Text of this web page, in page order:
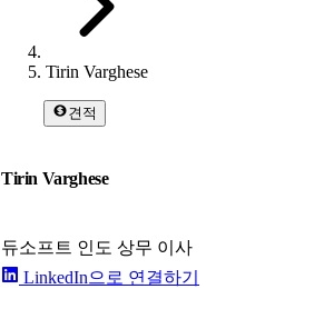
Tirin Varghese
견적
Tirin Varghese
듀소프트 인도 상무 이사
LinkedIn으로 연결하기